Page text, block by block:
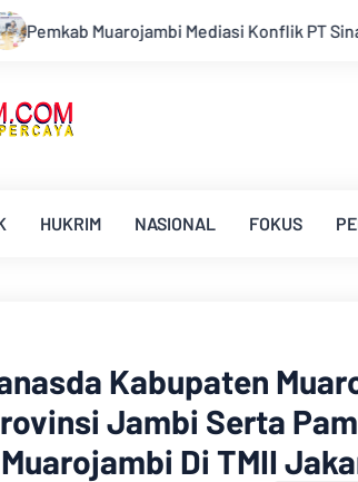
Tenera Unggul Dengan Warga Sipin Teluk
HUKRIM NASIONAL FOKUS
Kabupaten
Jambi Serta
Di TMII